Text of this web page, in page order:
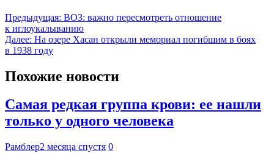
Предыдущая: ВОЗ: важно пересмотреть отношение
к иглоукалыванию
Далее: На озере Хасан открыли мемориал погибшим в боях
в 1938 году
Похожие новости
Самая редкая группа крови: ее нашли
только у одного человека
Рамблер2 месяца спустя 0